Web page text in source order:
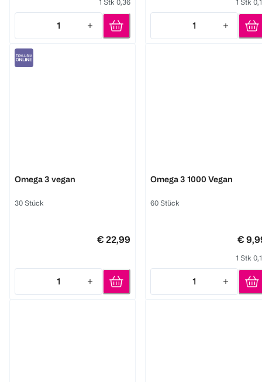
1 Stk 0,36
1
Quantity: 1
1 Stk
1
Quantity: 1
Omega 3 vegan
30 Stück
€ 22,99
1
Quantity: 1
Omega 3 1000 Vegan
60 Stück
€
1 Stk
1
Quantity: 1